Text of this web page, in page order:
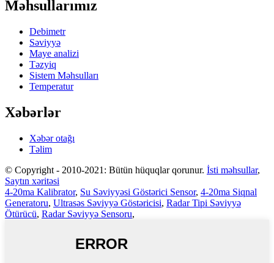
Məhsullarımız
Debimetr
Səviyyə
Maye analizi
Təzyiq
Sistem Məhsulları
Temperatur
Xəbərlər
Xəbər otağı
Təlim
© Copyright - 2010-2021: Bütün hüquqlar qorunur. İsti məhsullar,
Saytın xəritəsi
4-20ma Kalibrator, Su Səviyyəsi Göstərici Sensor, 4-20ma Siqnal
Generatoru, Ultrasəs Səviyyə Göstəricisi, Radar Tipi Səviyyə
Ötürücü, Radar Səviyyə Sensoru,